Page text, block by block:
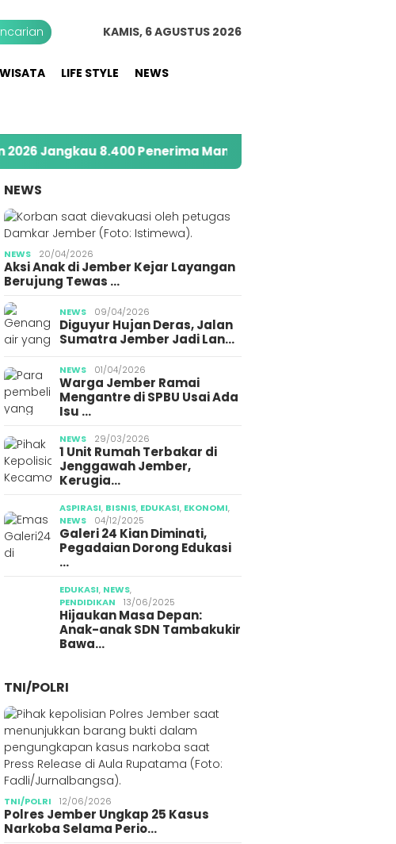
KAMIS, 6 AGUSTUS 2026
LIFE STYLE NEWS
8.400 Penerima Manfaat melalui Program Sahabat
NEWS
NEWS 20/04/2026
Aksi Anak di Jember Kejar Layangan
Berujung Tewas …
NEWS 09/04/2026
Diguyur Hujan Deras, Jalan
Sumatra Jember Jadi Lan…
NEWS 01/04/2026
Warga Jember Ramai
Mengantre di SPBU Usai Ada
Isu …
NEWS 29/03/2026
1 Unit Rumah Terbakar di
Jenggawah Jember,
Kerugia…
ASPIRASI, BISNIS, EDUKASI, EKONOMI,
NEWS
04/12/2025
Galeri 24 Kian Diminati,
Pegadaian Dorong Edukasi
…
EDUKASI, NEWS,
PENDIDIKAN
13/06/2025
Hijaukan Masa Depan:
Anak-anak SDN Tambakukir
Bawa…
TNI/POLRI
TNI/POLRI 12/06/2026
Polres Jember Ungkap 25 Kasus
Narkoba Selama Perio…